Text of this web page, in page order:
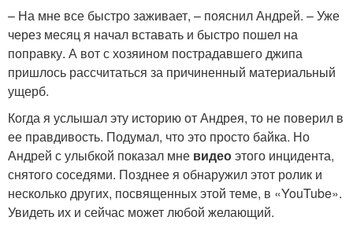
– На мне все быстро заживает, – пояснил Андрей. – Уже
через месяц я начал вставать и быстро пошел на
поправку. А вот с хозяином пострадавшего джипа
пришлось рассчитаться за причиненный материальный
ущерб.
Когда я услышал эту историю от Андрея, то не поверил в
ее правдивость. Подумал, что это просто байка. Но
Андрей с улыбкой показал мне видеоэтого инцидента,
снятого соседями. Позднее я обнаружил этот ролик и
несколько других, посвященных этой теме, в «YouTube».
Увидеть их и сейчас может любой желающий.